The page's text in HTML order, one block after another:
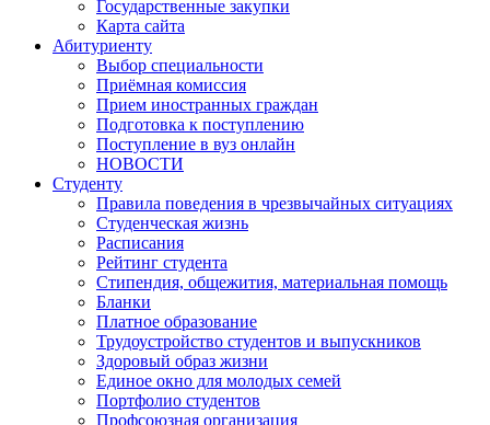
Государственные закупки
Карта сайта
Абитуриенту
Выбор специальности
Приёмная комиссия
Прием иностранных граждан
Подготовка к поступлению
Поступление в вуз онлайн
НОВОСТИ
Студенту
Правила поведения в чрезвычайных ситуациях
Студенческая жизнь
Расписания
Рейтинг студента
Стипендия, общежития, материальная помощь
Бланки
Платное образование
Трудоустройство студентов и выпускников
Здоровый образ жизни
Единое окно для молодых семей
Портфолио студентов
Профсоюзная организация